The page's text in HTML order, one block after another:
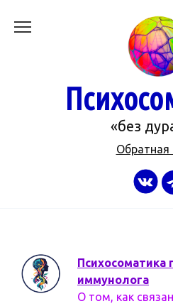
«без
Обратная
Психосоматика
иммунолога
О том, как